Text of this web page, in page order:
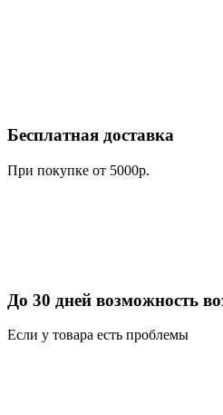
Бесплатная доставка
При покупке от 5000р.
До 30 дней возможность
Если у товара есть проблемы